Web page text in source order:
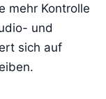
mehr Kontrolle
und
sich auf